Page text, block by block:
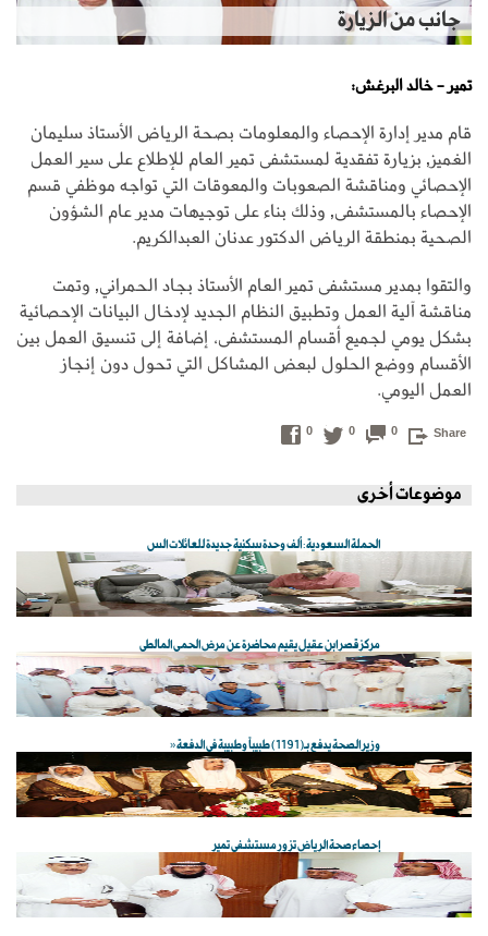
جانب من الزيارة
تمير - خالد البرغش:
قام مدير إدارة الإحصاء والمعلومات بصحة الرياض الأستاذ سليمان
الغميز, بزيارة تفقدية لمستشفى تمير العام للإطلاع على سير العمل
الإحصائي ومناقشة الصعوبات والمعوقات التي تواجه موظفي قسم
الإحصاء بالمستشفى, وذلك بناء على توجيهات مدير عام الشؤون
الصحية بمنطقة الرياض الدكتور عدنان العبدالكريم.
والتقوا بمدير مستشفى تمير العام الأستاذ بجاد الحمراني, وتمت
مناقشة آلية العمل وتطبيق النظام الجديد لإدخال البيانات الإحصائية
بشكل يومي لجميع أقسام المستشفى، إضافة إلى تنسيق العمل بين
الأقسام ووضع الحلول لبعض المشاكل التي تحول دون إنجاز
العمل اليومي.
Share
0
0
0
موضوعات أخرى
الحملة السعودية: ألف وحدة سكنية جديدة للعائلات الس
مركز قصر ابن عقيل يقيم محاضرة عن مرض الحمى المالطي
وزير الصحة يدفع بـ(1191) طبيباً وطبيبة في الدفعة «
إحصاء صحة الرياض تزور مستشفى تمير